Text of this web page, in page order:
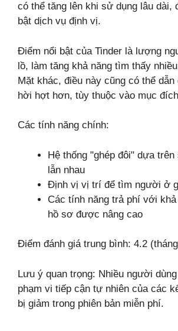
có thể tăng lên khi sử dụng lâu dài,
bật dịch vụ định vị.
Điểm nổi bật của Tinder là lượng
lồ, làm tăng khả năng tìm thấy
Mặt khác, điều này cũng có thể dẫn
hời hợt hơn, tùy thuộc vào mục
Các tính năng chính:
Hệ thống "ghép đôi" dựa
lẫn nhau
Định vị vị trí để tìm người ở
Các tính năng trả phí với khả
hồ sơ được nâng cao
Điểm đánh giá trung bình: 4.2
Lưu ý quan trọng: Nhiều người
phạm vi tiếp cận tự nhiên của các
bị giảm trong phiên bản miễn phí.